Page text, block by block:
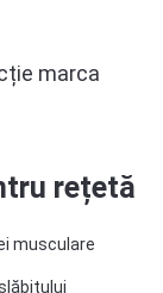
marca
rețetă
musculare